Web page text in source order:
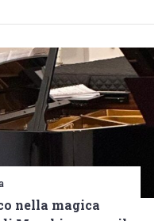
di
Domenico
Lestingi
nella magica